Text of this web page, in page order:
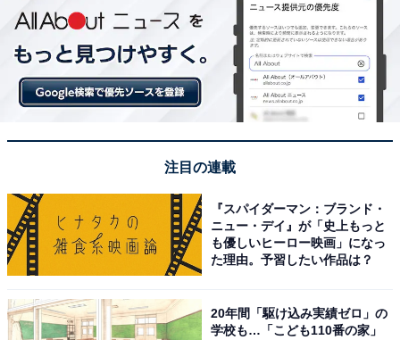
注目の連載
『スパイダーマン：ブランド・
ニュー・デイ』が「史上もっと
も優しいヒーロー映画」になっ
た理由。予習したい作品は？
20年間「駆け込み実績ゼロ」の
学校も…「こども110番の家」